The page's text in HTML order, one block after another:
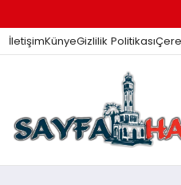
İletişimKünyeGizlilik Politikası